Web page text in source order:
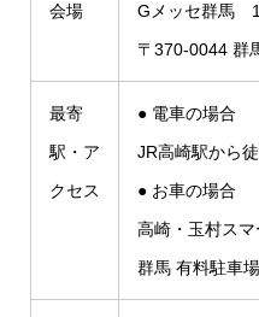
会場
Gメッセ群馬
〒370-0044 群
最寄
駅・ア
クセス
● 電車の場合
JR高崎駅から
● お車の場合
高崎・玉村ス
群馬 有料駐車